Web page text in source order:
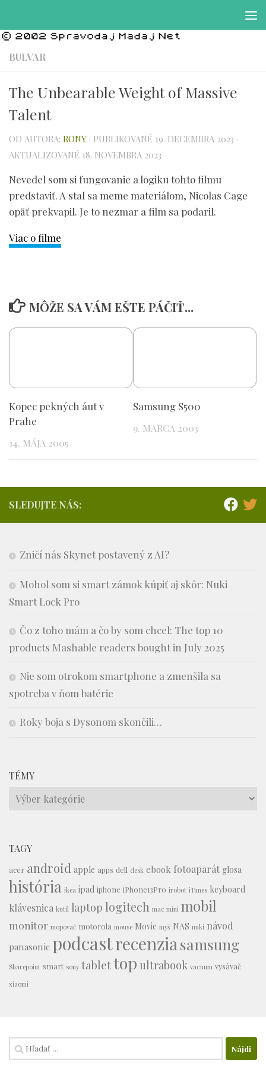
BULVAR
The Unbearable Weight of Massive
Talent
OD AUTORA: RONY · PUBLIKOVANÉ 19. DECEMBRA 2023 ·
AKTUALIZOVANÉ 18. NOVEMBRA 2023
Nevedel som si fungovanie a logiku tohto filmu
predstaviť. A stal sa meme materiálom, Nicolas Cage
opäť prekvapil. Je to nezmar a film sa podaril.
Viac o filme
MÔŽE SA VÁM EŠTE PÁČIŤ...
Kopec pekných áut v
Prahe
14. MÁJA 2005
Samsung S500
9. MARCA 2003
SLEDUJTE NÁS:
Zničí nás Skynet postavený z AI?
Mohol som si smart zámok kúpiť aj skôr: Nuki
Smart Lock Pro
Čo z toho mám a čo by som chcel: The top 10
products Mashable readers bought in July 2025
Nie som otrokom smartphone a zmenšila sa
spotreba v ňom batérie
Roky boja s Dysonom skončili…
TÉMY
Témy
TAGY
acer android apple apps dell desk ebook fotoaparát glosa
história ikea ipad iphone iPhone13Pro irobot iTunes keyboard
klávesnica kutil laptop logitech mac mini mobil
monitor mopovač motorola mouse Movie myš NAS nuki návod
panasonic podcastrecenziasamsung
Sharepoint smart sony tablettop ultrabook vacuum vysávač
xiaomi
Hľadať: